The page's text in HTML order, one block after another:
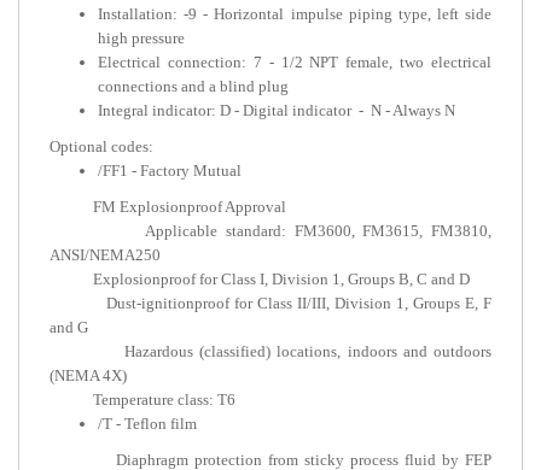
Installation: -9 - Horizontal impulse
Electrical connection: 7 - 1/2 NPT
connections and a blind plug
Integral indicator: D - Digital indicator
FM Explosionproof Approval
Applicable standard: FM3600,
Explosionproof for Class I, Division 1,
Dust-ignitionproof for Class II/III,
Hazardous (classified) locations,
Temperature class: T6
Diaphragm protection from sticky